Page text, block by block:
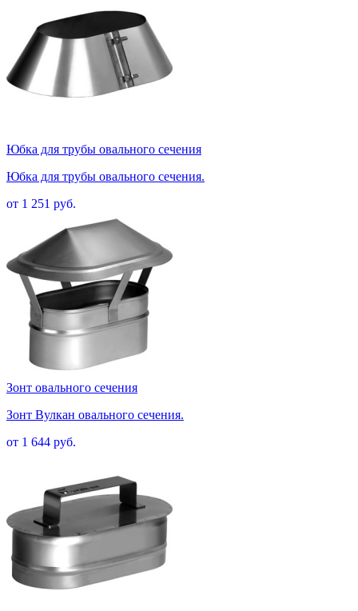
Юбка для трубы овального сечения
Юбка для трубы овального сечения.
от 1 251 руб.
Зонт овального сечения
Зонт Вулкан овального сечения.
от 1 644 руб.